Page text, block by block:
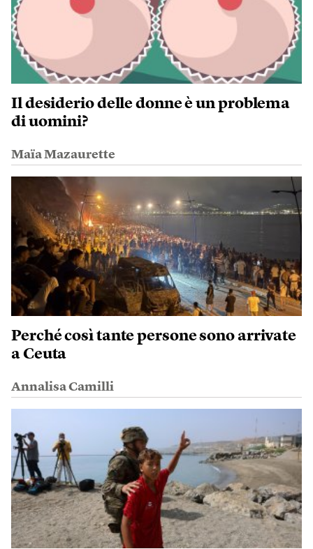
Il desiderio delle donne è un problema
di uomini?
Maïa Mazaurette
Perché così tante persone sono arrivate
a Ceuta
Annalisa Camilli